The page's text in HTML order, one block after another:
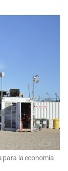
para la economía